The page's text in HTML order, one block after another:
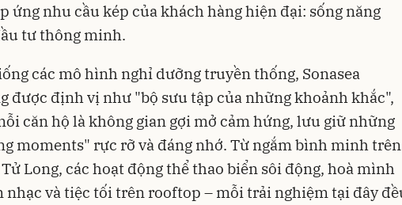
ứng nhu cầu kép của khách hàng hiện đại: sống năng
tư thông minh.
các mô hình nghỉ dưỡng truyền thống, Sonasea
được định vị như "bộ sưu tập của những khoảnh khắc",
căn hộ là không gian gợi mở cảm hứng, lưu giữ những
moments" rực rỡ và đáng nhớ. Từ ngắm bình minh trên
Long, các hoạt động thể thao biển sôi động, hoà mình
nhạc và tiệc tối trên rooftop – mỗi trải nghiệm tại đây